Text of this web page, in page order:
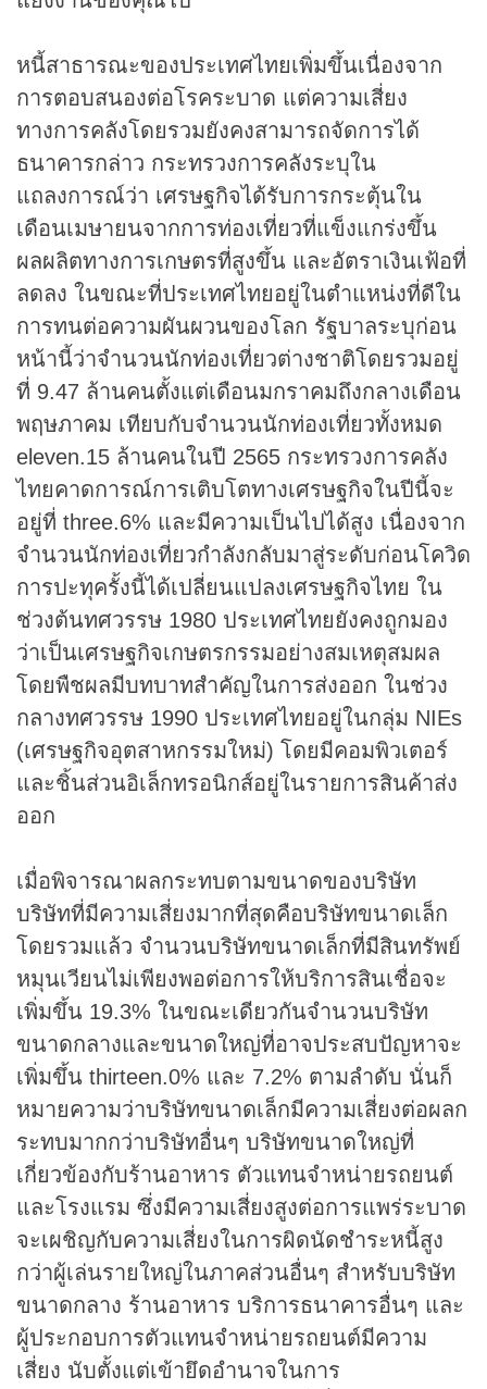
หนี้สาธารณะของประเทศไทยเพิ่มขึ้นเนื่องจาก
การตอบสนองต่อโรคระบาด แต่ความเสี่ยง
ทางการคลังโดยรวมยังคงสามารถจัดการได้
ธนาคารกล่าว กระทรวงการคลังระบุใน
แถลงการณ์ว่า เศรษฐกิจได้รับการกระตุ้นใน
เดือนเมษายนจากการท่องเที่ยวที่แข็งแกร่งขึ้น
ผลผลิตทางการเกษตรที่สูงขึ้น และอัตราเงินเฟ้อที่
ลดลง ในขณะที่ประเทศไทยอยู่ในตำแหน่งที่ดีใน
การทนต่อความผันผวนของโลก รัฐบาลระบุก่อน
หน้านี้ว่าจำนวนนักท่องเที่ยวต่างชาติโดยรวมอยู่
ที่ 9.47 ล้านคนตั้งแต่เดือนมกราคมถึงกลางเดือน
พฤษภาคม เทียบกับจำนวนนักท่องเที่ยวทั้งหมด
eleven.15 ล้านคนในปี 2565 กระทรวงการคลัง
ไทยคาดการณ์การเติบโตทางเศรษฐกิจในปีนี้จะ
อยู่ที่ three.6% และมีความเป็นไปได้สูง เนื่องจาก
จำนวนนักท่องเที่ยวกำลังกลับมาสู่ระดับก่อนโควิด
การปะทุครั้งนี้ได้เปลี่ยนแปลงเศรษฐกิจไทย ใน
ช่วงต้นทศวรรษ 1980 ประเทศไทยยังคงถูกมอง
ว่าเป็นเศรษฐกิจเกษตรกรรมอย่างสมเหตุสมผล
โดยพืชผลมีบทบาทสำคัญในการส่งออก ในช่วง
กลางทศวรรษ 1990 ประเทศไทยอยู่ในกลุ่ม NIEs
(เศรษฐกิจอุตสาหกรรมใหม่) โดยมีคอมพิวเตอร์
และชิ้นส่วนอิเล็กทรอนิกส์อยู่ในรายการสินค้าส่ง
ออก
เมื่อพิจารณาผลกระทบตามขนาดของบริษัท
บริษัทที่มีความเสี่ยงมากที่สุดคือบริษัทขนาดเล็ก
โดยรวมแล้ว จำนวนบริษัทขนาดเล็กที่มีสินทรัพย์
หมุนเวียนไม่เพียงพอต่อการให้บริการสินเชื่อจะ
เพิ่มขึ้น 19.3% ในขณะเดียวกันจำนวนบริษัท
ขนาดกลางและขนาดใหญ่ที่อาจประสบปัญหาจะ
เพิ่มขึ้น thirteen.0% และ 7.2% ตามลำดับ นั่นก็
หมายความว่าบริษัทขนาดเล็กมีความเสี่ยงต่อผลก
ระทบมากกว่าบริษัทอื่นๆ บริษัทขนาดใหญ่ที่
เกี่ยวข้องกับร้านอาหาร ตัวแทนจำหน่ายรถยนต์
และโรงแรม ซึ่งมีความเสี่ยงสูงต่อการแพร่ระบาด
จะเผชิญกับความเสี่ยงในการผิดนัดชำระหนี้สูง
กว่าผู้เล่นรายใหญ่ในภาคส่วนอื่นๆ สำหรับบริษัท
ขนาดกลาง ร้านอาหาร บริการธนาคารอื่นๆ และ
ผู้ประกอบการตัวแทนจำหน่ายรถยนต์มีความ
เสี่ยง นับตั้งแต่เข้ายึดอำนาจในการ